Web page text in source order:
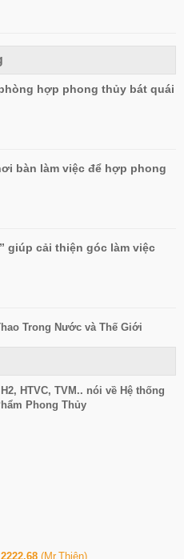
hợp phong thủy bát quái
bàn làm việc để hợp phong
giúp cải thiện góc làm việc
HTVC, TVM.. nói về Hệ thống
Phong Thủy
(Mr.Thiện)